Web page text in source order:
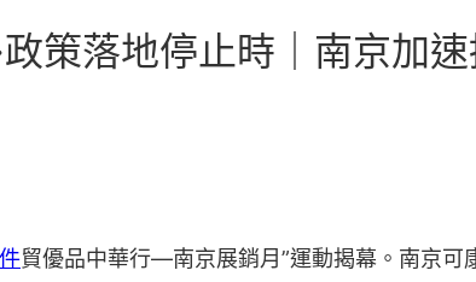
策落地停止時｜南京加
貿優品中華行—南京展銷月”運動揭幕。南京可